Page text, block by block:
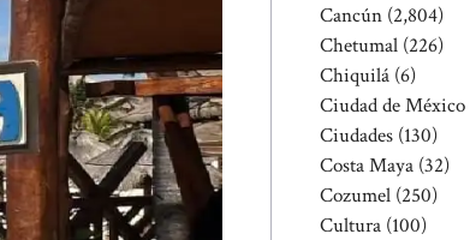
Cancún (2,804)
Chetumal (226)
Chiquilá (6)
Ciudad de México
Ciudades (130)
Costa Maya (32)
Cozumel (250)
Cultura (100)